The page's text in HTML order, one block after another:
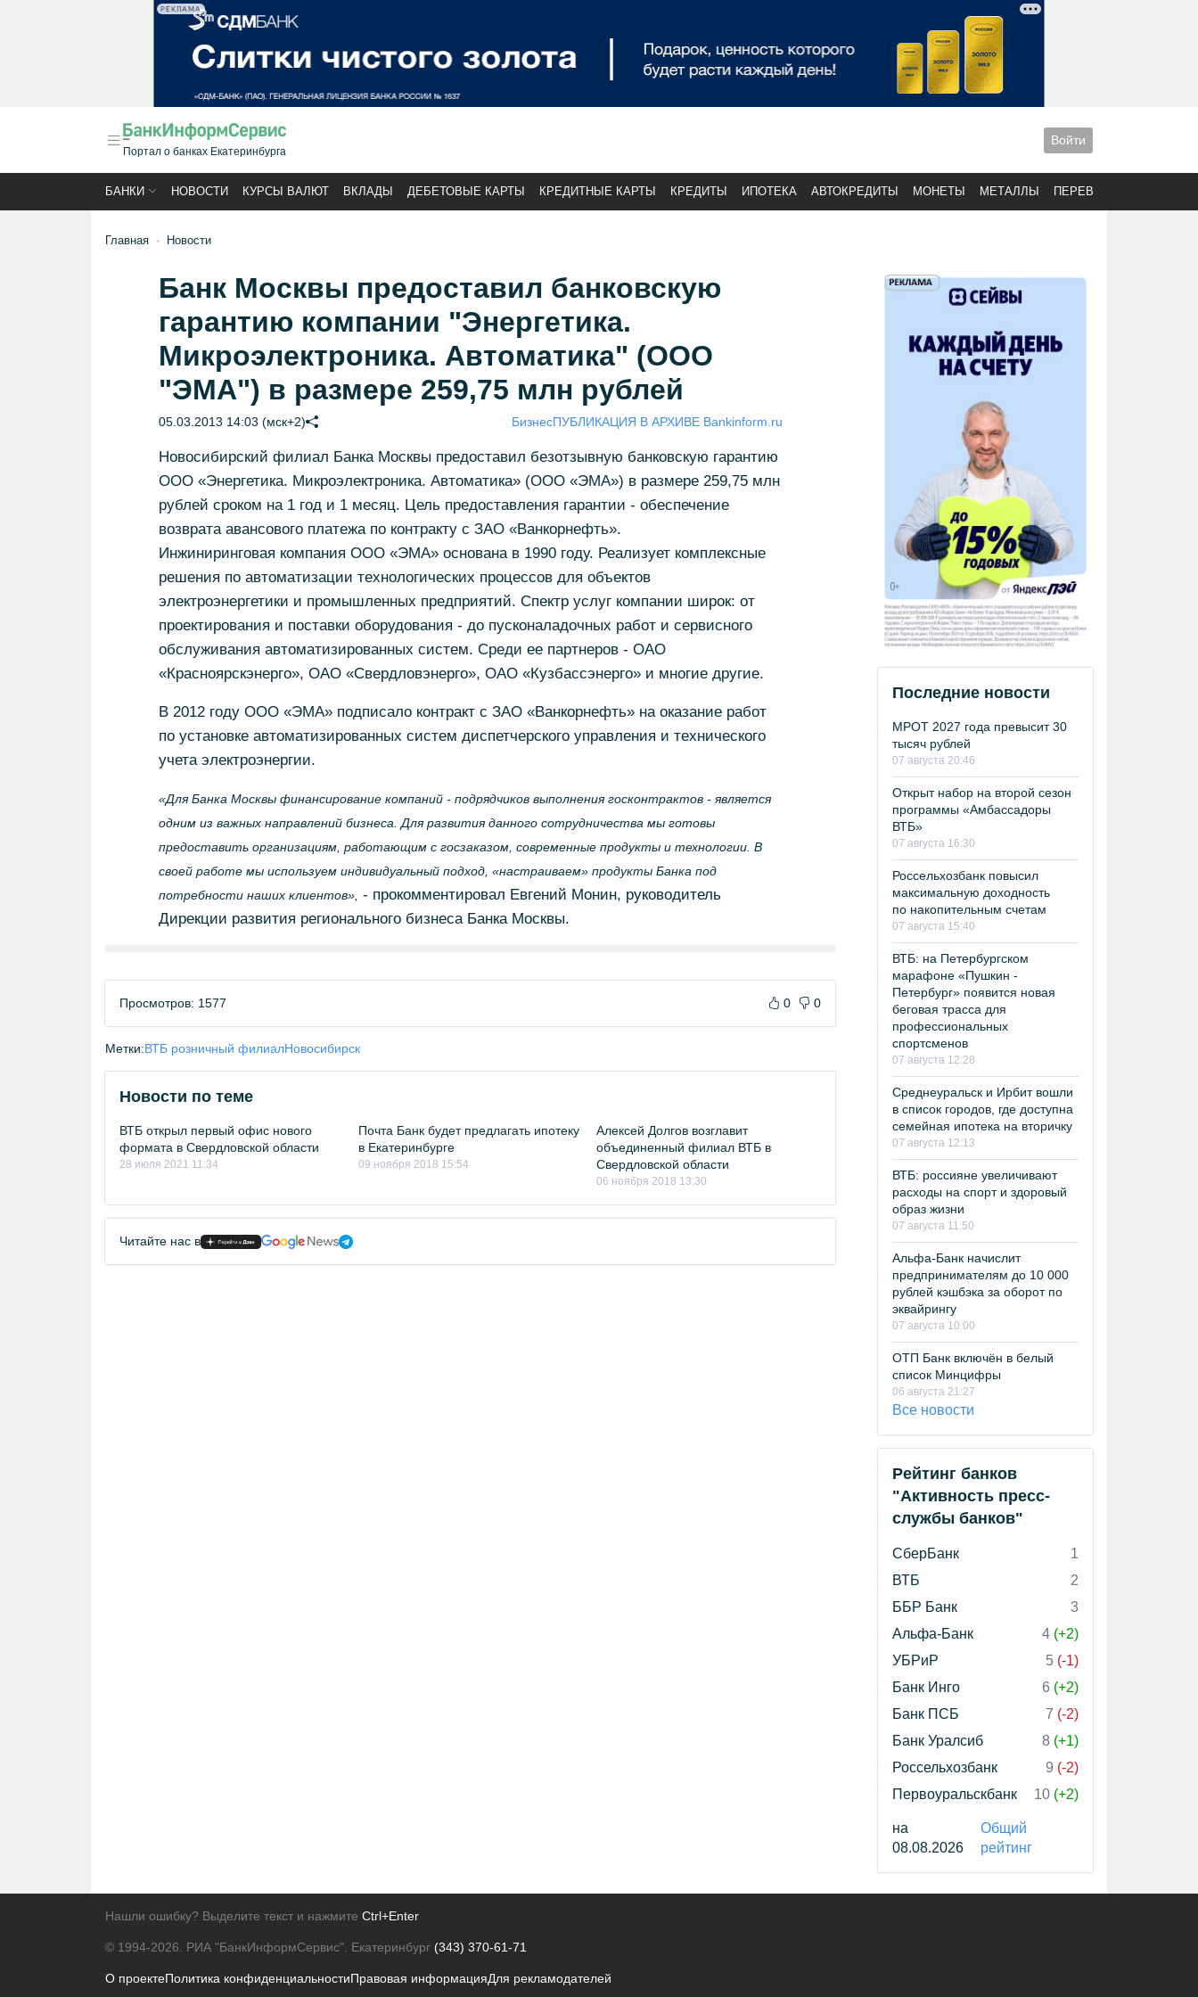
РЕКЛАМА
Портал о банках Екатеринбурга
Войти
БАНКИ НОВОСТИ КУРСЫ ВАЛЮТ ВКЛАДЫ ДЕБЕТОВЫЕ КАРТЫ КРЕДИТНЫЕ КАРТЫ КРЕДИТЫ ИПОТЕКА АВТОКРЕДИТЫ МОНЕТЫ МЕТАЛЛЫ ПЕРЕВОДЫ
Главная Новости
Банк Москвы предоставил банковскую
гарантию компании "Энергетика.
Микроэлектроника. Автоматика" (ООО
"ЭМА") в размере 259,75 млн рублей
05.03.2013 14:03 (мск+2) БизнесПУБЛИКАЦИЯ В АРХИВЕ Bankinform.ru
Новосибирский филиал Банка Москвы предоставил безотзывную банковскую гарантию
ООО «Энергетика. Микроэлектроника. Автоматика» (ООО «ЭМА») в размере 259,75 млн
рублей сроком на 1 год и 1 месяц. Цель предоставления гарантии - обеспечение
возврата авансового платежа по контракту с ЗАО «Ванкорнефть».
Инжиниринговая компания ООО «ЭМА» основана в 1990 году. Реализует комплексные
решения по автоматизации технологических процессов для объектов
электроэнергетики и промышленных предприятий. Спектр услуг компании широк: от
проектирования и поставки оборудования - до пусконаладочных работ и сервисного
обслуживания автоматизированных систем. Среди ее партнеров - ОАО
«Красноярскэнерго», ОАО «Свердловэнерго», ОАО «Кузбассэнерго» и многие другие.
В 2012 году ООО «ЭМА» подписало контракт с ЗАО «Ванкорнефть» на оказание работ
по установке автоматизированных систем диспетчерского управления и технического
учета электроэнергии.
«Для Банка Москвы финансирование компаний - подрядчиков выполнения госконтрактов - является
одним из важных направлений бизнеса. Для развития данного сотрудничества мы готовы
предоставить организациям, работающим с госзаказом, современные продукты и технологии. В
своей работе мы используем индивидуальный подход, «настраиваем» продукты Банка под
потребности наших клиентов», - прокомментировал Евгений Монин, руководитель
Дирекции развития регионального бизнеса Банка Москвы.
Просмотров: 1577 0 0
Метки:ВТБ розничный филиалНовосибирск
Новости по теме
ВТБ открыл первый офис нового
формата в Свердловской области
28 июля 2021 11:34
Почта Банк будет предлагать ипотеку
в Екатеринбурге
09 ноября 2018 15:54
Алексей Долгов возглавит
объединенный филиал ВТБ в
Свердловской области
06 ноября 2018 13:30
Читайте нас в
Последние новости
МРОТ 2027 года превысит 30
тысяч рублей
07 августа 20:46
Открыт набор на второй сезон
программы «Амбассадоры
ВТБ»
07 августа 16:30
Россельхозбанк повысил
максимальную доходность
по накопительным счетам
07 августа 15:40
ВТБ: на Петербургском
марафоне «Пушкин -
Петербург» появится новая
беговая трасса для
профессиональных
спортсменов
07 августа 12:28
Среднеуральск и Ирбит вошли
в список городов, где доступна
семейная ипотека на вторичку
07 августа 12:13
ВТБ: россияне увеличивают
расходы на спорт и здоровый
образ жизни
07 августа 11:50
Альфа-Банк начислит
предпринимателям до 10 000
рублей кэшбэка за оборот по
эквайрингу
07 августа 10:00
ОТП Банк включён в белый
список Минцифры
06 августа 21:27
Все новости
Рейтинг банков
"Активность пресс-
службы банков"
СберБанк
1
ВТБ
2
ББР Банк
3
Альфа-Банк
4 (+2)
УБРиР
5 (-1)
Банк Инго
6 (+2)
Банк ПСБ
7 (-2)
Банк Уралсиб
8 (+1)
Россельхозбанк
9 (-2)
Первоуральскбанк
10 (+2)
на
08.08.2026
Общий
рейтинг
Нашли ошибку? Выделите текст и нажмите Ctrl+Enter
© 1994-2026. РИА "БанкИнформСервис". Екатеринбург (343) 370-61-71
О проектеПолитика конфиденциальностиПравовая информацияДля рекламодателей